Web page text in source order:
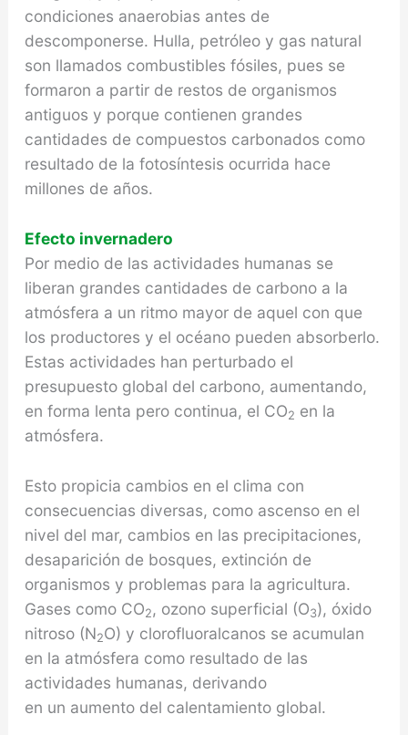
condiciones anaerobias antes de
descomponerse. Hulla, petróleo y gas natural
son llamados combustibles fósiles, pues se
formaron a partir de restos de organismos
antiguos y porque contienen grandes
cantidades de compuestos carbonados como
resultado de la fotosíntesis ocurrida hace
millones de años.
Efecto invernadero
Por medio de las actividades humanas se
liberan grandes cantidades de carbono a la
atmósfera a un ritmo mayor de aquel con que
los productores y el océano pueden absorberlo.
Estas actividades han perturbado el
presupuesto global del carbono, aumentando,
en forma lenta pero continua, el CO2 en la
atmósfera.
Esto propicia cambios en el clima con
consecuencias diversas, como ascenso en el
nivel del mar, cambios en las precipitaciones,
desaparición de bosques, extinción de
organismos y problemas para la agricultura.
Gases como CO2, ozono superficial (O3), óxido
nitroso (N2O) y clorofluoralcanos se acumulan
en la atmósfera como resultado de las
actividades humanas, derivando
en un aumento del calentamiento global.